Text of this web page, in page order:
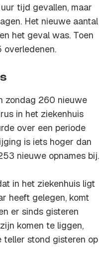
tijd gevallen, maar
Het nieuwe aantal
het geval was. Toen
overledenen.
zondag 260 nieuwe
in het ziekenhuis
over een periode
is iets hoger dan
nieuwe opnames bij.
in het ziekenhuis ligt
heeft gelegen, komt
er sinds gisteren
komen te liggen,
teller stond gisteren op